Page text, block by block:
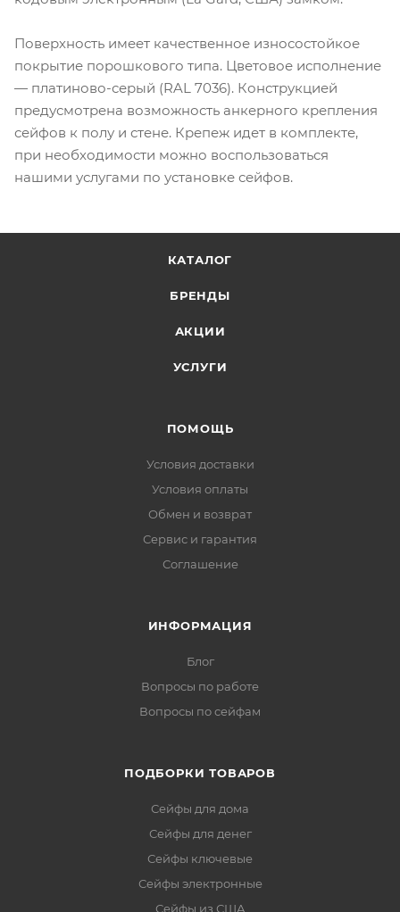
Поверхность имеет качественное износостойкое
покрытие порошкового типа. Цветовое исполнение
— платиново-серый (RAL 7036). Конструкцией
предусмотрена возможность анкерного крепления
сейфов к полу и стене. Крепеж идет в комплекте,
при необходимости можно воспользоваться
нашими услугами по установке сейфов.
КАТАЛОГ
БРЕНДЫ
АКЦИИ
УСЛУГИ
ПОМОЩЬ
Условия доставки
Условия оплаты
Обмен и возврат
Сервис и гарантия
Соглашение
ИНФОРМАЦИЯ
Блог
Вопросы по работе
Вопросы по сейфам
ПОДБОРКИ ТОВАРОВ
Сейфы для дома
Сейфы для денег
Сейфы ключевые
Сейфы электронные
Сейфы из США